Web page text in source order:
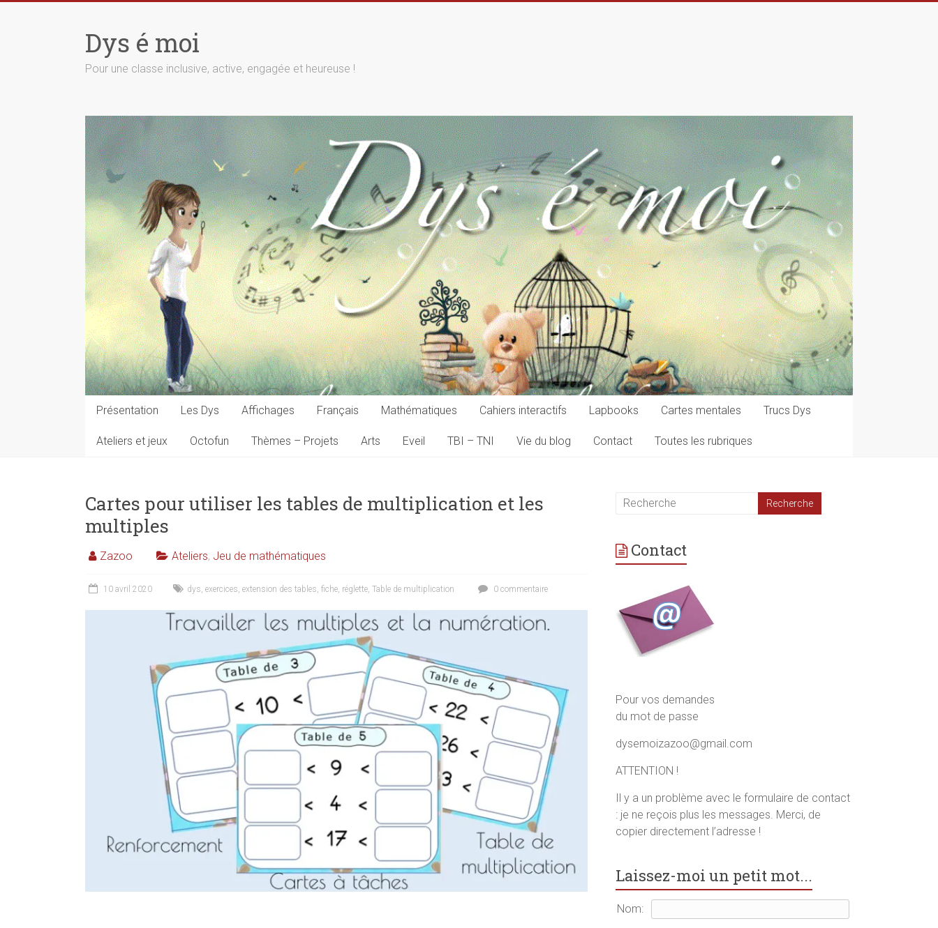
Dys é moi
Pour une classe inclusive, active, engagée et heureuse !
Présentation Les Dys Affichages Français Mathématiques Cahiers interactifs Lapbooks Cartes mentales Trucs Dys
Ateliers et jeux Octofun Thèmes – Projets Arts Eveil TBI – TNI Vie du blog Contact Toutes les rubriques
Cartes pour utiliser les tables de multiplication et les
multiples
Zazoo Ateliers, Jeu de mathématiques
10 avril 2020 dys, exercices, extension des tables, fiche, réglette, Table de multiplication 0 commentaire
Contact
Pour vos demandes
du mot de passe
dysemoizazoo@gmail.com
ATTENTION !
Il y a un problème avec le formulaire de contact
: je ne reçois plus les messages. Merci, de
copier directement l’adresse !
Laissez-moi un petit mot...
Nom: